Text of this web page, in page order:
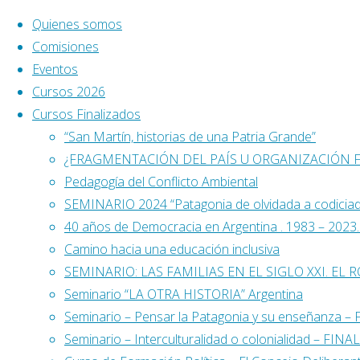
Saltar al contenido
Quienes somos
Comisiones
Eventos
Cursos 2026
Cursos Finalizados
“San Martín, historias de una Patria Grande”
¿FRAGMENTACIÓN DEL PAÍS U ORGANIZACIÓN
Pedagogía del Conflicto Ambiental
SEMINARIO 2024 “Patagonia de olvidada a
40 años de Democracia en Argentina . 1983 –
Camino hacia una educación inclusiva
SEMINARIO: LAS FAMILIAS EN EL SIGLO XXI. EL
Seminario “LA OTRA HISTORIA” Argentina
Seminario – Pensar la Patagonia y su enseñanza –
Seminario – Interculturalidad o colonialidad –
Buscar: